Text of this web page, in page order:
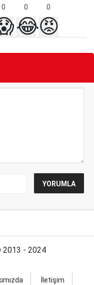
0 0 0
😂😡
2013 - 2024
İletişim